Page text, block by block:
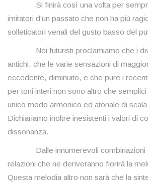
Si finirà così una volta per sempre
imitatori d’un passato che non ha più
solleticatori venali del gusto basso del
Noi futuristi proclamiamo che i
antichi, che le varie sensazioni di
eccedente, diminuito, e che pure i
per toni interi non sono altro che semplici
unico modo armonico ed atonale di
Dichiariamo inoltre inesistenti i valori di
dissonanza.
Dalle innumerevoli combinazioni e
relazioni che ne deriveranno fiorirà la
Questa melodia altro non sarà che la